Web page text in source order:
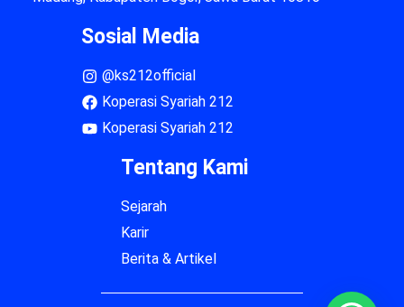
Sosial Media
@ks212official
Koperasi Syariah 212
Koperasi Syariah 212
Tentang Kami
Sejarah
Karir
Berita & Artikel